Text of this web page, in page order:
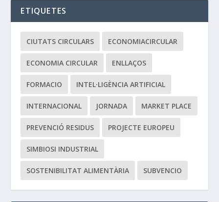
ETIQUETES
CIUTATS CIRCULARS ECONOMIACIRCULAR
ECONOMIA CIRCULAR ENLLAÇOS
FORMACIO INTEL·LIGÈNCIA ARTIFICIAL
INTERNACIONAL JORNADA MARKET PLACE
PREVENCIÓ RESIDUS PROJECTE EUROPEU
SIMBIOSI INDUSTRIAL
SOSTENIBILITAT ALIMENTÀRIA SUBVENCIO